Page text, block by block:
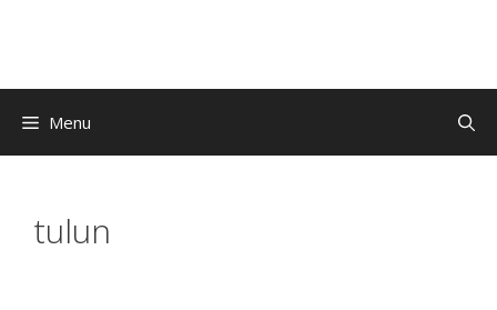
conteúdo
Menu
tulun